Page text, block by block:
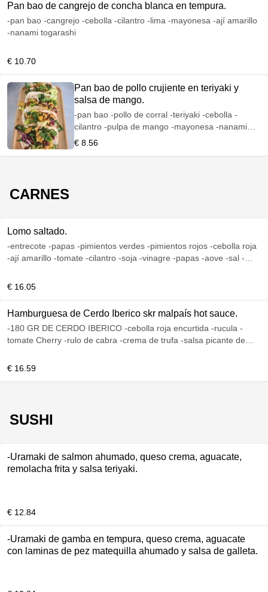
Pan bao de cangrejo de concha blanca en tempura.
-pan bao -cangrejo -cebolla -cilantro -lima -mayonesa -ají amarillo
-nanami togarashi
€ 10.70
Pan bao de pollo crujiente en teriyaki y
salsa de mango.
-pan bao -pollo de corral -teriyaki -cebolla -
cilantro -pulpa de mango -mayonesa -nanami
togarashi
€ 8.56
CARNES
Lomo saltado.
-entrecote -papas -pimientos verdes -pimientos rojos -cebolla roja
-ají amarillo -tomate -cilantro -soja -vinagre -papas -aove -sal -
€ 16.05
Hamburguesa de Cerdo Iberico skr malpaís hot sauce.
-180 GR DE CERDO IBERICO -cebolla roja encurtida -rucula -
tomate Cherry -rulo de cabra -crema de trufa -salsa picante de
€ 16.59
SUSHI
-Uramaki de salmon ahumado, queso crema, aguacate,
remolacha frita y salsa teriyaki.
€ 12.84
-Uramaki de gamba en tempura, queso crema, aguacate
con laminas de pez matequilla ahumado y salsa de galleta.